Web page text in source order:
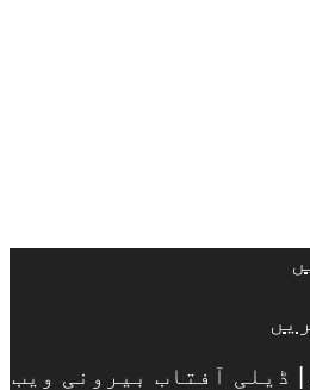
| ڈیلی آفتاب بیرونی ویب